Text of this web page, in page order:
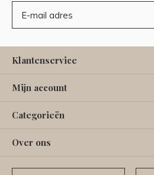
Klantenservice
Mijn account
Categorieën
Over ons